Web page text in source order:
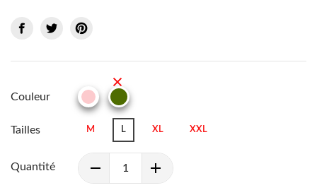
Couleur ROSE KAKI
Tailles M L XL XXL
Quantité